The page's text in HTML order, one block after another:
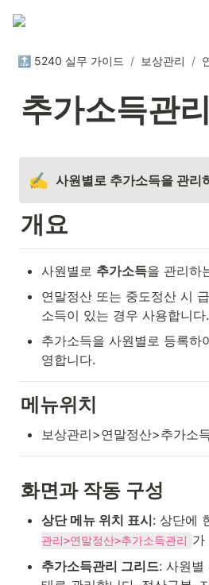
🔝 5240 실무 가이드 / 보상관리 /
추가소득관리
✍️ 사원별로 추가소득을 관리
개요
사원별로 추가소득을 관리하
연말정산 또는 중도정산 시
소득이 있는 경우 사용합니다.
추가소득을 사원별로 등록하
영합니다.
메뉴위치
보상관리>연말정산>추가소
화면과 작동 구성
상단 메뉴 위치 표시: 상단에
관리>연말정산>추가소득관리 가
추가소득관리 그리드: 사원별